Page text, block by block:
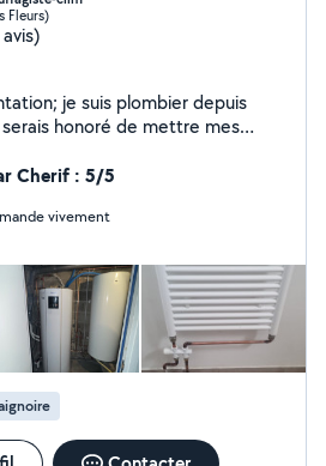
Fleurs)
modification/recherche de
me joindre
si absence de réponse
Cherif : 5/5
vivement